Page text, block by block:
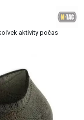
aktivity počas